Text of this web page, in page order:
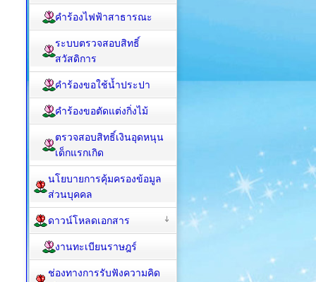
คำร้องไฟฟ้าสาธารณะ
ระบบตรวจสอบสิทธิ์
สวัสดิการ
คำร้องขอใช้น้ำประปา
คำร้องขอตัดแต่งกิ่งไม้
ตรวจสอบสิทธิ์เงินอุดหนุน
เด็กแรกเกิด
นโยบายการคุ้มครองข้อมูล
ส่วนบุคคล
ดาวน์โหลดเอกสาร
งานทะเบียนราษฎร์
ช่องทางการรับฟังความคิด